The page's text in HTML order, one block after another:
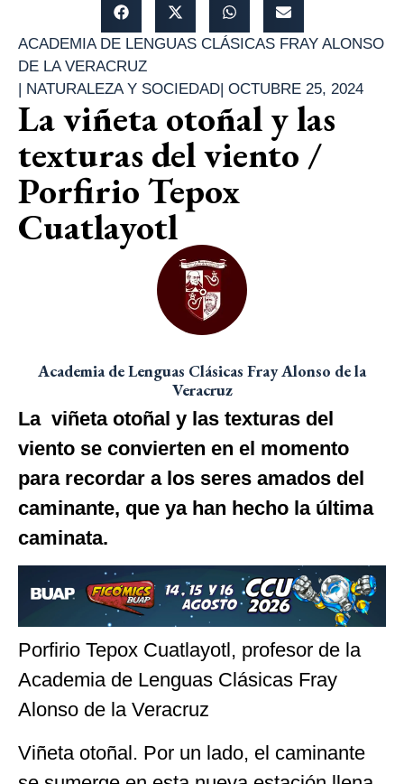
ACADEMIA DE LENGUAS CLÁSICAS FRAY ALONSO
DE LA VERACRUZ
| NATURALEZA Y SOCIEDAD| OCTUBRE 25, 2024
La viñeta otoñal y las
texturas del viento /
Porfirio Tepox
Cuatlayotl
Academia de Lenguas Clásicas Fray Alonso de la
Veracruz
La viñeta otoñal y las texturas del
viento se convierten en el momento
para recordar a los seres amados del
caminante, que ya han hecho la última
caminata.
Porfirio Tepox Cuatlayotl, profesor de la
Academia de Lenguas Clásicas Fray
Alonso de la Veracruz
Viñeta otoñal. Por un lado, el caminante